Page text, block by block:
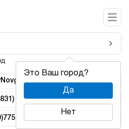
Это Ваш город?
Да
Нет
266-47-71
04-62 доб 5